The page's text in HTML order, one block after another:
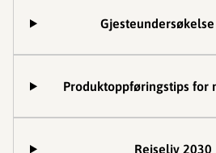
Produktoppføringstips for
Reiseliv 2030